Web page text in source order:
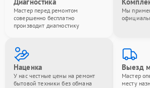
Мастер перед ремонтом
совершенно бесплатно
производит диагностику
Мы
Наценка
У нас честные цены на ремонт
бытовой техники без обмана
Выезд
Мастер
месту